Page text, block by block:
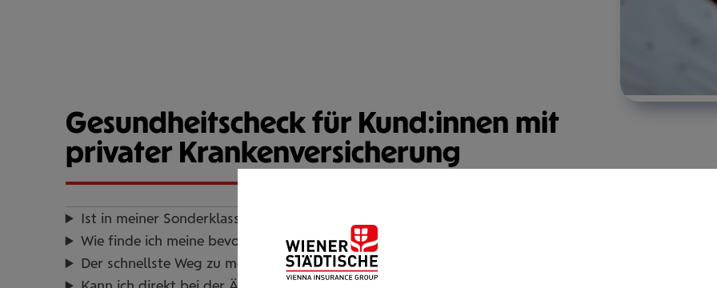
Gesundheitscheck für Kund:innen mit
privater Krankenversicherung
Ist in meiner Son­der­klas­se­ver­si­che­rung ein Gesund­heits-Check inklu­diert?
Wie finde ich meine bevor­zugte Gesund­heits­ein­rich­tung?
Der schnellste Weg zu meinem Gesund­heits-Check Gut­schein!